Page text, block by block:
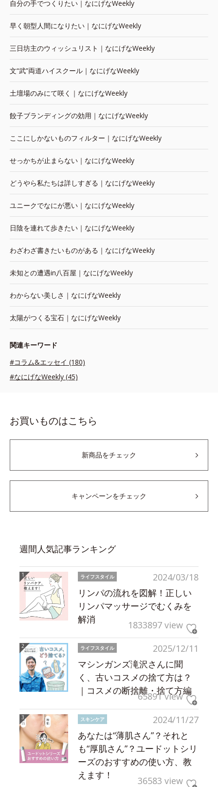
自分の手でつくりたい｜なにげなWeekly
早く朝型人間になりたい｜なにげなWeekly
三日坊主のウィッシュリスト｜なにげなWeekly
文“武”両道ハイスクール｜なにげなWeekly
土壇場のみにて咲く｜なにげなWeekly
餃子ブランディングの効用｜なにげなWeekly
ここにしかないものフィルター｜なにげなWeekly
せっかちが止まらない｜なにげなWeekly
どうやら私たちは詳しすぎる｜なにげなWeekly
ユニークでなにが悪い｜なにげなWeekly
日陰を連れて歩きたい｜なにげなWeekly
わざわざ書きたいものがある｜なにげなWeekly
未知との遭遇in八百屋｜なにげなWeekly
わからない美しさ｜なにげなWeekly
太陽がつくる宝石｜なにげなWeekly
関連キーワード
#コラム&エッセイ (180)
#なにげなWeekly (45)
お買いものはこちら
新商品をチェック
キャンペーンをチェック
週間人気記事ランキング
2024/03/18
ライフスタイル
リンパの流れを図解！正しい
リンパマッサージでむくみを
解消
1833897 view
2025/12/11
ライフスタイル
マシンガンズ滝沢さんに聞
く、古いコスメの捨て方は？
｜コスメの断捨離・捨て方編
65891 view
2024/11/27
スキンケア
あなたは“薄肌さん”？それと
も“厚肌さん”？ユードットシリ
ーズのおすすめの使い方、教
えます！
36583 view